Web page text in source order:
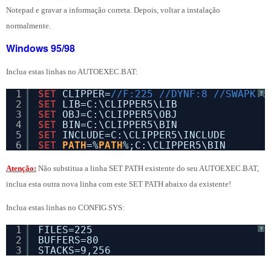
Notepad e gravar a informação correta. Depois, voltar a instalação
normalmente.
Windows 95/98
Inclua estas linhas no AUTOEXEC.BAT:
?
1
2
3
4
5
6
SET CLIPPER=//F:225 //DYNF:8 //
SET
LIB=C:\CLIPPER5\LIB
SET
OBJ=C:\CLIPPER5\OBJ
SET
BIN=C:\CLIPPER5\BIN
SET
INCLUDE=C:\CLIPPER5\INCLUDE
SET
PATH=%PATH%;C:\CLIPPER5\BIN
Atenção: Não substitua a linha SET PATH existente do seu AUTOEXEC.BAT,
inclua esta outra nova linha com este SET PATH abaixo da existente!
Inclua estas linhas no CONFIG.SYS:
?
1
2
3
FILES=225
BUFFERS=80
STACKS=9,256